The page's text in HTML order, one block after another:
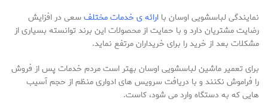
نمایندگی لباسشویی اوسان با ارائه ی خدمات مختلفسعی در افزایش
رضایت مشتریان دارد و با حمایت از محصولات این برند توانسته بسیاری از
مشکلات بعد از خرید را برای خریداران مرتفع نماید.
برای تعمیر ماشین لباسشویی اوسان بهتر است مردم خدمات پس از فروش
را فراموش نکنند و با دریافت سرویس های ادواری منظم از حجم آسیب
هایی که به دستگاه وارد می شود، کاست.